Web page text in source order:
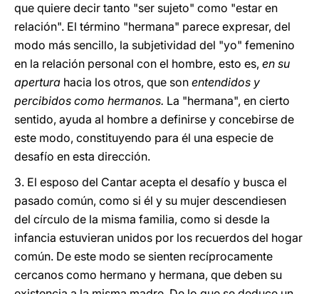
que quiere decir tanto "ser sujeto" como "estar en
relación". El término "hermana" parece expresar, del
modo más sencillo, la subjetividad del "yo" femenino
en la relación personal con el hombre, esto es, en su
apertura hacia los otros, que son entendidos y
percibidos como hermanos. La "hermana", en cierto
sentido, ayuda al hombre a definirse y concebirse de
este modo, constituyendo para él una especie de
desafío en esta dirección.
3. El esposo del Cantar acepta el desafío y busca el
pasado común, como si él y su mujer descendiesen
del círculo de la misma familia, como si desde la
infancia estuvieran unidos por los recuerdos del hogar
común. De este modo se sienten recíprocamente
cercanos como hermano y hermana, que deben su